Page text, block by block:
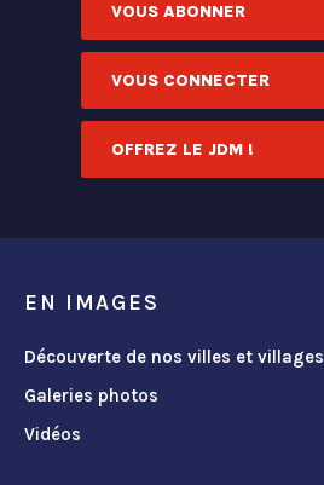
VOUS ABONNER
VOUS CONNECTER
OFFREZ LE JDM !
EN IMAGES
Découverte de nos villes et villages
Galeries photos
Vidéos